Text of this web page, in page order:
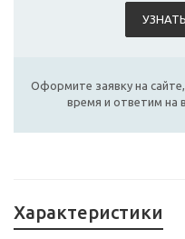
Оформите заявку на
время и ответим на
Характеристики